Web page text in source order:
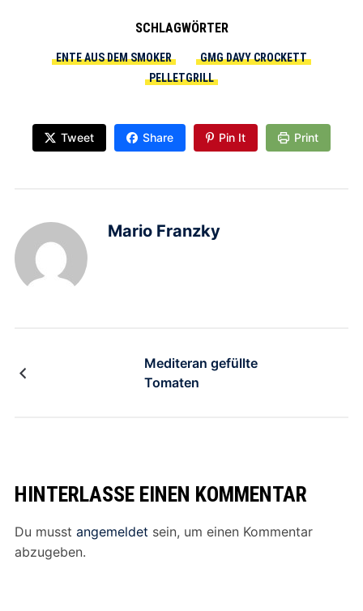
SCHLAGWÖRTER
ENTE AUS DEM SMOKER
GMG DAVY CROCKETT
PELLETGRILL
Tweet Share Pin It Print
Mario Franzky
Mediteran gefüllte
Tomaten
HINTERLASSE EINEN KOMMENTAR
Du musst angemeldet sein, um einen Kommentar
abzugeben.